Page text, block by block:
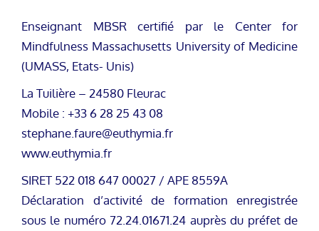
Enseignant MBSR certifié par le Center for
Mindfulness Massachusetts University of Medicine
(UMASS, Etats- Unis)
La Tuilière – 24580 Fleurac
Mobile : +33 6 28 25 43 08
stephane.faure@euthymia.fr
www.euthymia.fr
SIRET 522 018 647 00027 / APE 8559A
Déclaration d’activité de formation enregistrée
sous le numéro 72.24.01671.24 auprès du préfet de